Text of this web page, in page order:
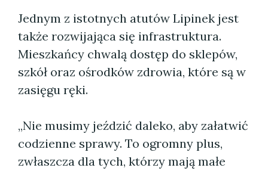
Jednym z istotnych atutów Lipinek jest
także rozwijająca się infrastruktura.
Mieszkańcy chwalą dostęp do sklepów,
szkół oraz ośrodków zdrowia, które są w
zasięgu ręki.
„Nie musimy jeździć daleko, aby załatwić
codzienne sprawy. To ogromny plus,
zwłaszcza dla tych, którzy mają małe